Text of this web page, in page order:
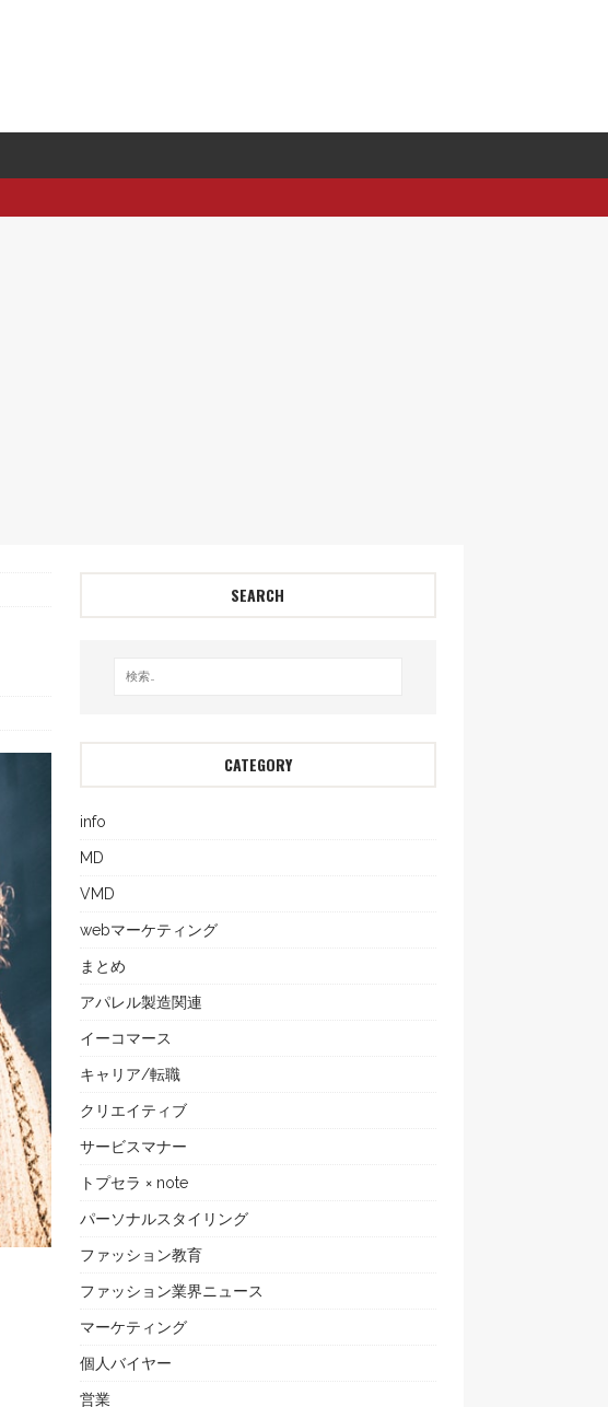
SEARCH
CATEGORY
info
MD
VMD
webマーケティング
まとめ
アパレル製造関連
イーコマース
キャリア/転職
クリエイティブ
サービスマナー
トプセラ × note
パーソナルスタイリング
ファッション教育
ファッション業界ニュース
マーケティング
個人バイヤー
営業